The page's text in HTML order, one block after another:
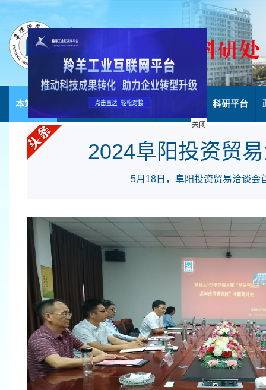
本站首页 部门简介 科研项目 科研平台
2024阜阳投资贸
关闭